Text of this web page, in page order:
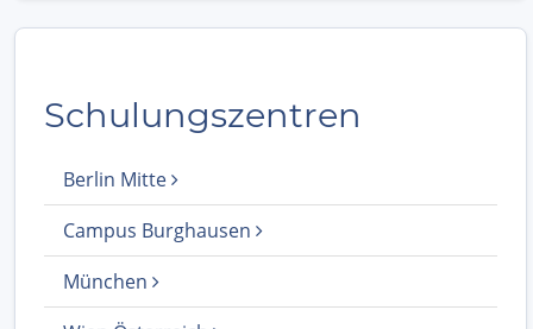
Schulungszentren
Berlin Mitte
Campus Burghausen
München